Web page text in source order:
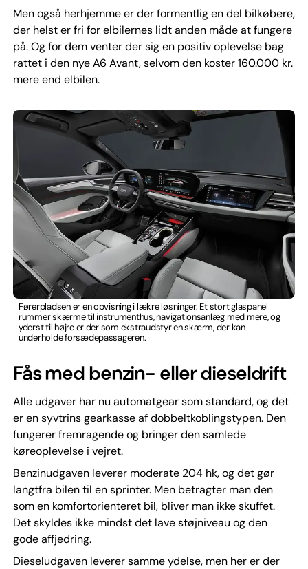
Men også herhjemme er der formentlig en del bilkøbere,
der helst er fri for elbilernes lidt anden måde at fungere
på. Og for dem venter der sig en positiv oplevelse bag
rattet i den nye A6 Avant, selvom den koster 160.000 kr.
mere end elbilen.
Førerpladsen er en opvisning i lækre løsninger. Et stort glaspanel
rummer skærme til instrumenthus, navigationsanlæg med mere, og
yderst til højre er der som ekstraudstyr en skærm, der kan
underholde forsædepassageren.
Fås med benzin- eller dieseldrift
Alle udgaver har nu automatgear som standard, og det
er en syvtrins gearkasse af dobbeltkoblingstypen. Den
fungerer fremragende og bringer den samlede
køreoplevelse i vejret.
Benzinudgaven leverer moderate 204 hk, og det gør
langtfra bilen til en sprinter. Men betragter man den
som en komfortorienteret bil, bliver man ikke skuffet.
Det skyldes ikke mindst det lave støjniveau og den
gode affjedring.
Dieseludgaven leverer samme ydelse, men her er der